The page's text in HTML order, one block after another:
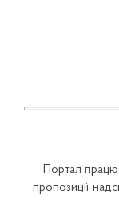
Портал
пропозиції